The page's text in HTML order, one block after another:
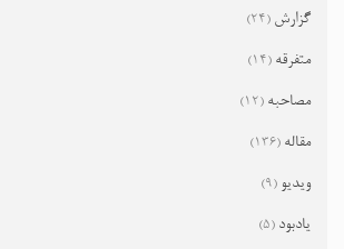
گزارش (24)
متفرقه (14)
مصاحبه (12)
مقاله (136)
ویدیو (9)
یادبود (5)